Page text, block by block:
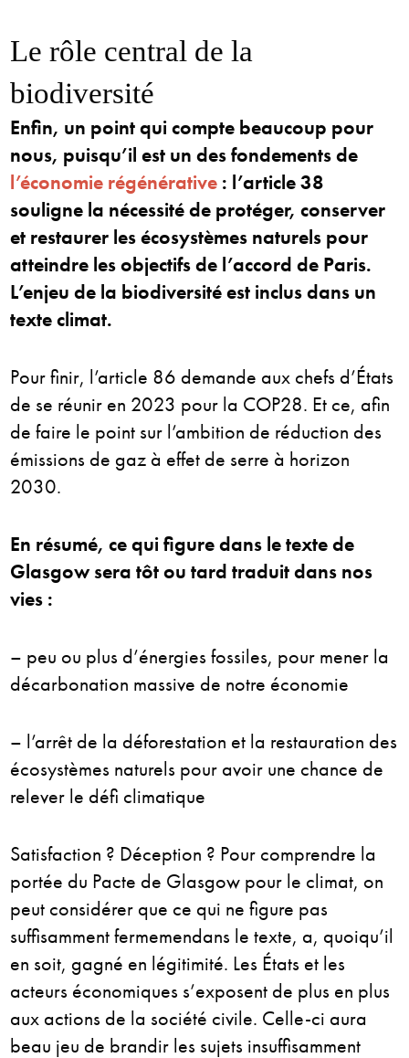
Le rôle central de la
biodiversité
Enfin, un point qui compte beaucoup pour
nous, puisqu’il est un des fondements de
l’économie régénérative : l’article 38
souligne la nécessité de protéger, conserver
et restaurer les écosystèmes naturels pour
atteindre les objectifs de l’accord de Paris.
L’enjeu de la biodiversité est inclus dans un
texte climat.
Pour finir, l’article 86 demande aux chefs d’États
de se réunir en 2023 pour la COP28. Et ce, afin
de faire le point sur l’ambition de réduction des
émissions de gaz à effet de serre à horizon
2030.
En résumé, ce qui figure dans le texte de
Glasgow sera tôt ou tard traduit dans nos
vies :
– peu ou plus d’énergies fossiles, pour mener la
décarbonation massive de notre économie
– l’arrêt de la déforestation et la restauration des
écosystèmes naturels pour avoir une chance de
relever le défi climatique
Satisfaction ? Déception ? Pour comprendre la
portée du Pacte de Glasgow pour le climat, on
peut considérer que ce qui ne figure pas
suffisamment fermemendans le texte, a, quoiqu’il
en soit, gagné en légitimité. Les États et les
acteurs économiques s’exposent de plus en plus
aux actions de la société civile. Celle-ci aura
beau jeu de brandir les sujets insuffisamment